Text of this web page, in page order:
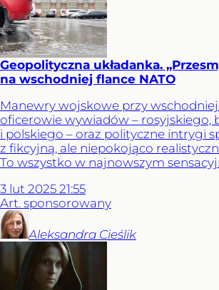
Geopolityczna układanka.
na wschodniej flance NATO
Manewry wojskowe przy
oficerowie wywiadów – rosyjskiego,
i polskiego – oraz polityczne intrygi
z fikcyjną, ale niepokojąco
To wszystko w najnowszym
3 lut 2025 21:55
Art. sponsorowany
Aleksandra Cieślik